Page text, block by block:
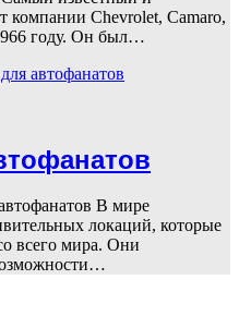
компании Chevrolet, Camaro,
году. Он был…
В мире
локаций, которые
всего мира. Они